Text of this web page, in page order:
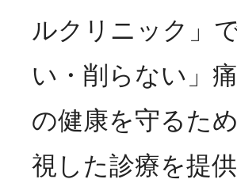
ルクリニック」
い・削らない」
の健康を守るた
視した診療を提